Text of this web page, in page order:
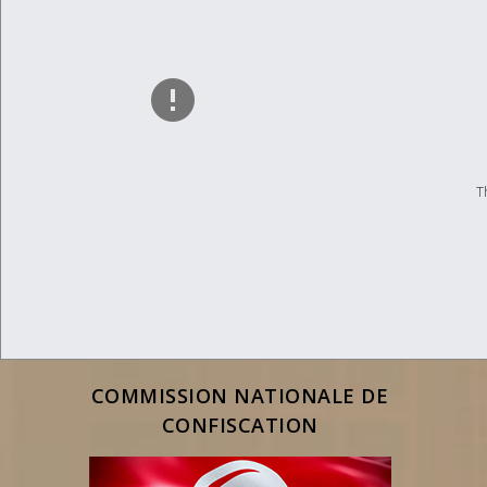
COMMISSION NATIONALE DE
CONFISCATION